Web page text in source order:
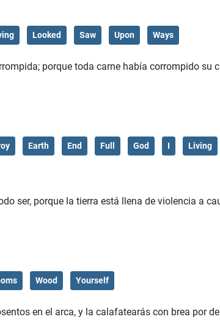
Looked Saw Upon Ways
porque toda carne había corrompido su
Earth End Full God I Living
ser, porque la tierra está llena de violencia a
Wood Yourself
en el arca, y la calafatearás con brea por